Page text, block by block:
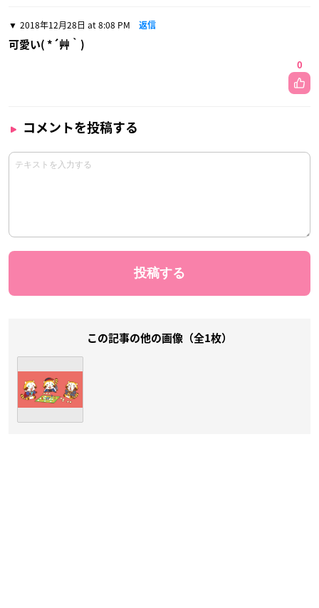
2018年12月28日 at 8:08 PM 返信
可愛い( *´艸｀)
0
コメントを投稿する
この記事の他の画像（全1枚）